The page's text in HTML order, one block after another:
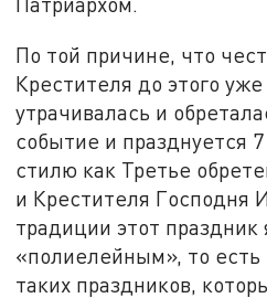
По той причине, что
Крестителя до этого
утрачивалась и
событие и празднуется
стилю как Третье
и Крестителя Господня
традиции этот праздник
«полиелейным», то есть
таких праздников,